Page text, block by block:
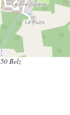
Belz